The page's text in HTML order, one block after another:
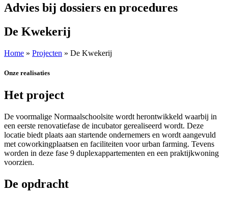
Advies bij dossiers en procedures
De Kwekerij
Home » Projecten » De Kwekerij
Onze realisaties
Het project
De voormalige Normaalschoolsite wordt herontwikkeld waarbij in
een eerste renovatiefase de incubator gerealiseerd wordt. Deze
locatie biedt plaats aan startende ondernemers en wordt aangevuld
met coworkingplaatsen en faciliteiten voor urban farming. Tevens
worden in deze fase 9 duplexappartementen en een praktijkwoning
voorzien.
De opdracht